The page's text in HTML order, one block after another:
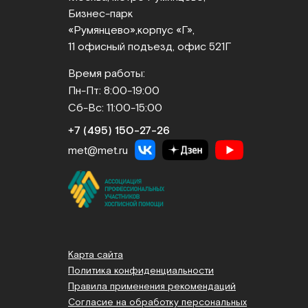
Бизнес‑парк
«Румянцево», корпус «Г»,
11 офисный подъезд, офис 521Г
Время работы:
Пн-Пт: 8:00-19:00
Сб-Вс: 11:00-15:00
+7 (495) 150‑27‑26
met@met.ru
Карта сайта
Политика конфиденциальности
Правила применения рекомендаций
Согласие на обработку персональных